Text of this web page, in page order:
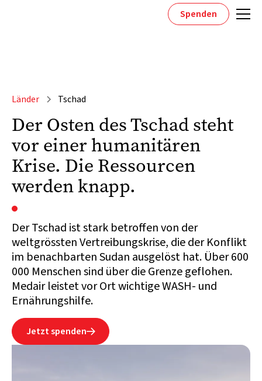
Spenden
Länder Tschad
Der Osten des Tschad steht
vor einer humanitären
Krise. Die Ressourcen
werden knapp.
Der Tschad ist stark betroffen von der
weltgrössten Vertreibungskrise, die der Konflikt
im benachbarten Sudan ausgelöst hat. Über 600
000 Menschen sind über die Grenze geflohen.
Medair leistet vor Ort wichtige WASH- und
Ernährungshilfe.
Jetzt spenden